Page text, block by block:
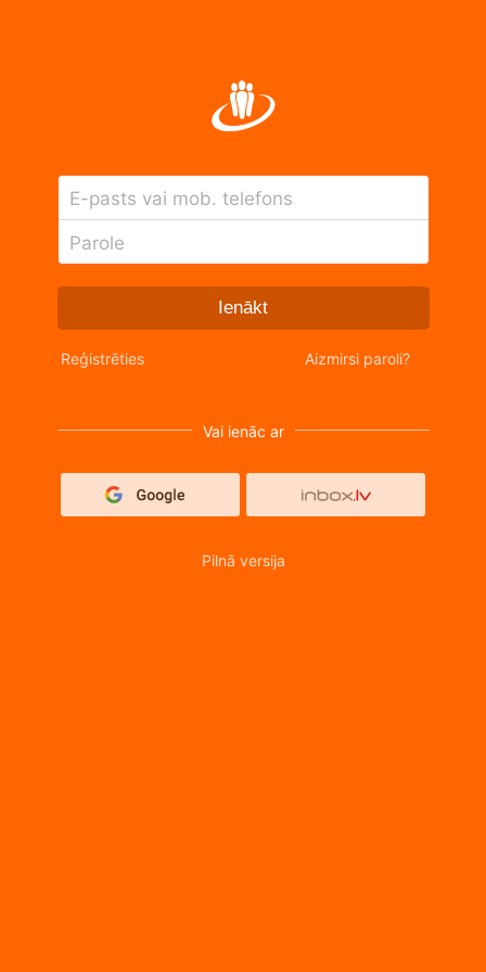
E-pasts vai mob. telefons
Parole
Ienākt
Reģistrēties Aizmirsi paroli?
Vai ienāc ar
Pilnā versija